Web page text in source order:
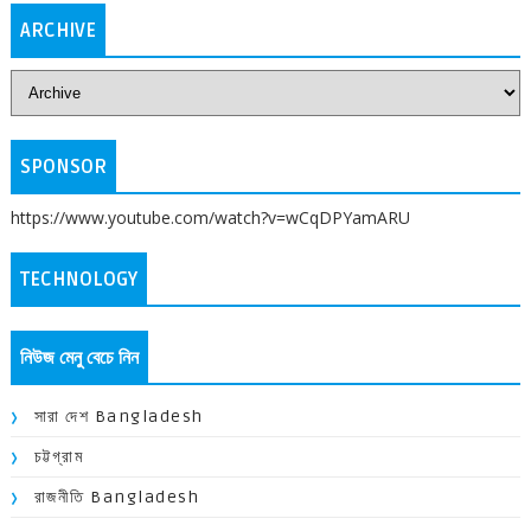
ARCHIVE
SPONSOR
https://www.youtube.com/watch?v=wCqDPYamARU
TECHNOLOGY
নিউজ মেনু বেচে নিন
সারা দেশ Bangladesh
চট্টগ্রাম
রাজনীতি Bangladesh